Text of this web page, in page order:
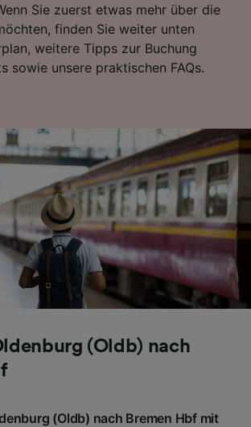
Sie zuerst etwas mehr über die
finden Sie weiter unten
weitere Tipps zur Buchung
sowie unsere praktischen FAQs.
(Oldb) nach
(Oldb) nach Bremen Hbf mit